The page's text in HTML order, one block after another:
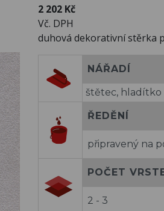
2 202 Kč
Vč. DPH
duhová dekorativní stěrka
NÁŘADÍ
štětec, hladítko
ŘEDĚNÍ
připravený na
POČET
2 - 3